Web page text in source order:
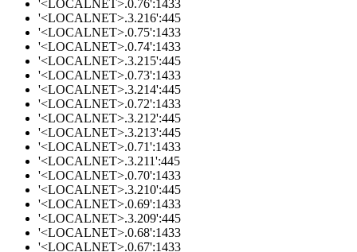
'<LOCALNET>.0.76':1433
'<LOCALNET>.3.216':445
'<LOCALNET>.0.75':1433
'<LOCALNET>.0.74':1433
'<LOCALNET>.3.215':445
'<LOCALNET>.0.73':1433
'<LOCALNET>.3.214':445
'<LOCALNET>.0.72':1433
'<LOCALNET>.3.212':445
'<LOCALNET>.3.213':445
'<LOCALNET>.0.71':1433
'<LOCALNET>.3.211':445
'<LOCALNET>.0.70':1433
'<LOCALNET>.3.210':445
'<LOCALNET>.0.69':1433
'<LOCALNET>.3.209':445
'<LOCALNET>.0.68':1433
'<LOCALNET>.0.67':1433